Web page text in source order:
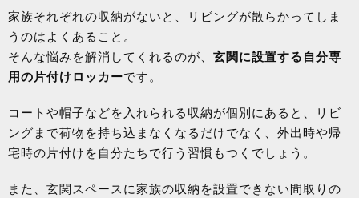
家族それぞれの収納がないと、リビングが散らかってしま
うのはよくあること。
そんな悩みを解消してくれるのが、 玄関に設置する自分専
用の片付けロッカーです。
コートや帽子などを入れられる収納が個別にあると、リビ
ングまで荷物を持ち込まなくなるだけでなく、外出時や帰
宅時の片付けを自分たちで行う習慣もつくでしょう。
また、玄関スペースに家族の収納を設置できない間取りの